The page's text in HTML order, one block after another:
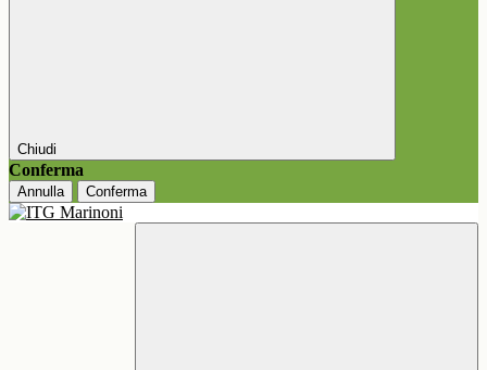
Chiudi
Conferma
Annulla Conferma